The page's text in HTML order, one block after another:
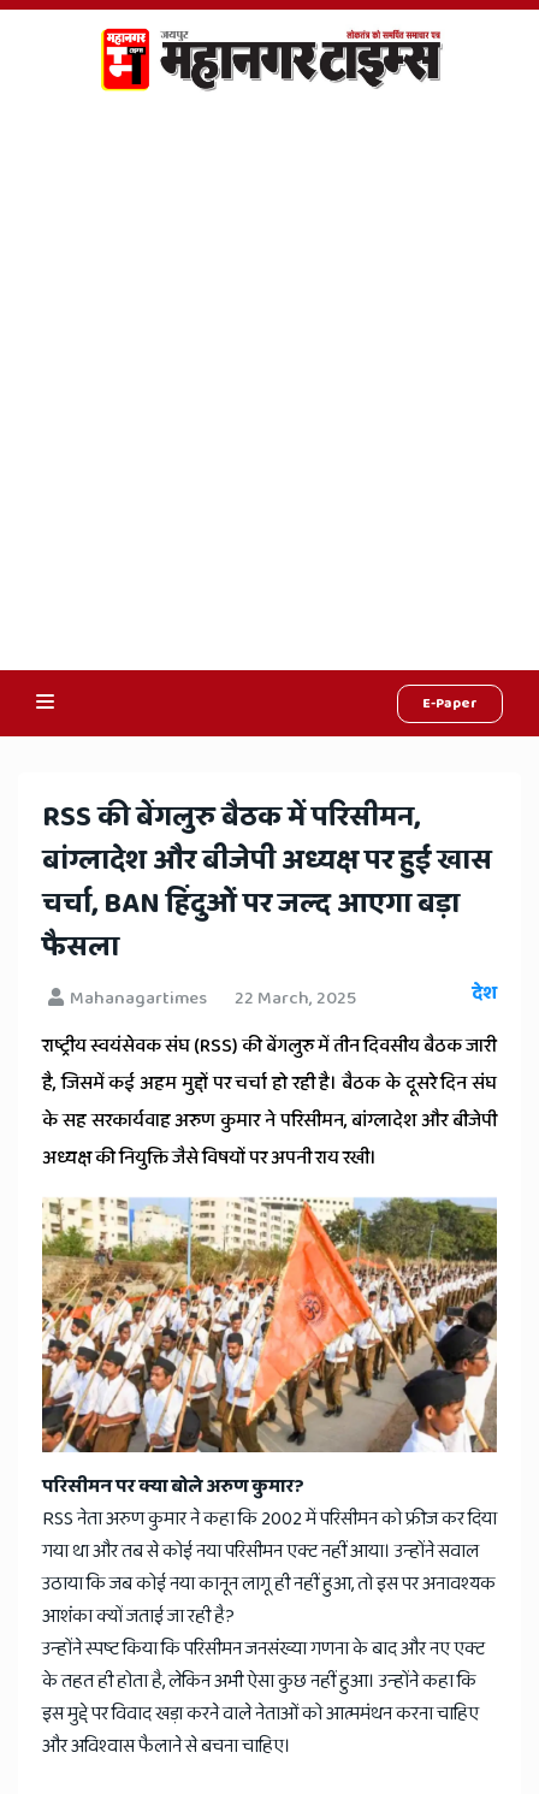
E-Paper
Hindi
News,
Hindi
Samachar,
Jaipur
Rajasthan
News
RSS की बेंगलुरु बैठक में परिसीमन,
बांग्लादेश और बीजेपी अध्यक्ष पर हुई खास
चर्चा, BAN हिंदुओं पर जल्द आएगा बड़ा
फैसला
Mahanagartimes 22 March, 2025
देश
राष्ट्रीय स्वयंसेवक संघ (RSS) की बेंगलुरु में तीन दिवसीय बैठक जारी
है, जिसमें कई अहम मुद्दों पर चर्चा हो रही है। बैठक के दूसरे दिन संघ
के सह सरकार्यवाह अरुण कुमार ने परिसीमन, बांग्लादेश और बीजेपी
अध्यक्ष की नियुक्ति जैसे विषयों पर अपनी राय रखी।
परिसीमन पर क्या बोले अरुण कुमार?
RSS नेता अरुण कुमार ने कहा कि 2002 में परिसीमन को फ्रीज कर दिया
गया था और तब से कोई नया परिसीमन एक्ट नहीं आया। उन्होंने सवाल
उठाया कि जब कोई नया कानून लागू ही नहीं हुआ, तो इस पर अनावश्यक
आशंका क्यों जताई जा रही है?
उन्होंने स्पष्ट किया कि परिसीमन जनसंख्या गणना के बाद और नए एक्ट
के तहत ही होता है, लेकिन अभी ऐसा कुछ नहीं हुआ। उन्होंने कहा कि
इस मुद्दे पर विवाद खड़ा करने वाले नेताओं को आत्ममंथन करना चाहिए
और अविश्वास फैलाने से बचना चाहिए।